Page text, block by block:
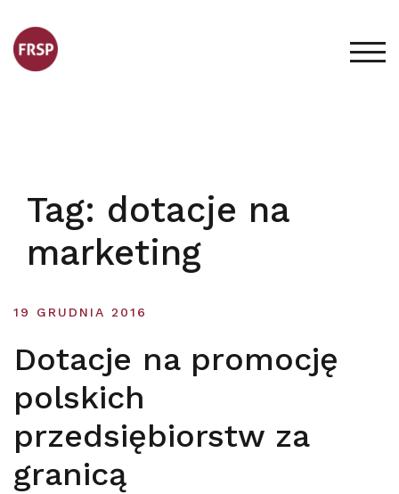
content
Tag: dotacje na
marketing
19 GRUDNIA 2016
Dotacje na promocję
polskich
przedsiębiorstw za
granicą